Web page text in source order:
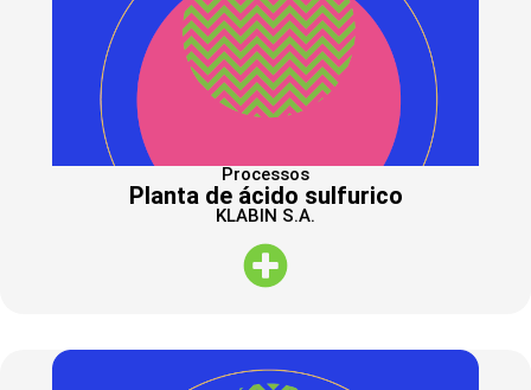
Processos
Planta de ácido sulfurico
KLABIN S.A.